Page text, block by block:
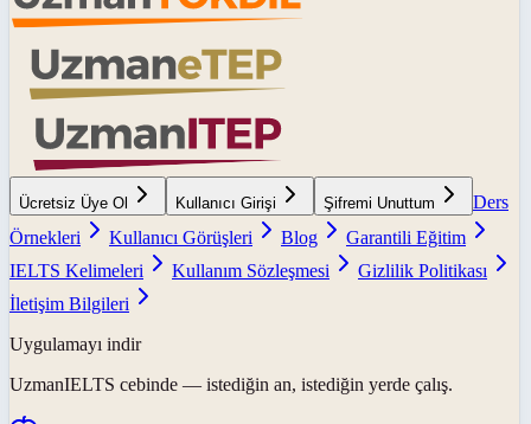
Ücretsiz Üye Ol Kullanıcı Girişi Şifremi Unuttum
Ders
Örnekleri
Kullanıcı Görüşleri Blog
Garantili Eğitim
IELTS Kelimeleri
Kullanım Sözleşmesi
Gizlilik Politikası
İletişim Bilgileri
Uygulamayı indir
UzmanIELTS cebinde — istediğin an, istediğin yerde çalış.